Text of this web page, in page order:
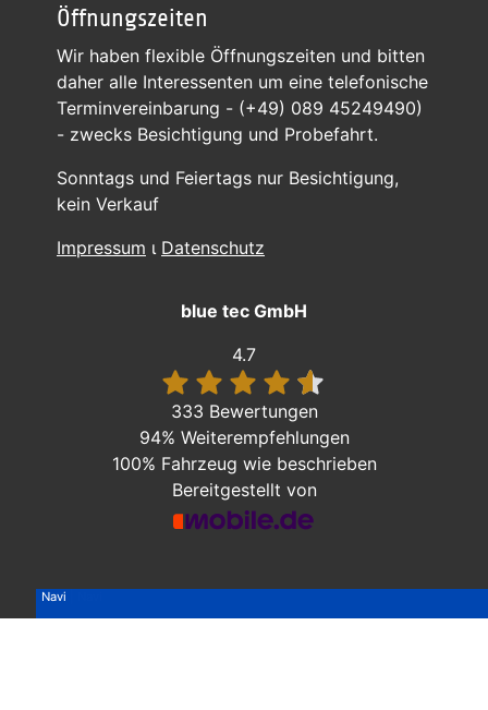
Navi
Navi
Navi
Navi
Navi
Navi
Navi
AHK | Navi
AHK | Navi
AHK | Navi
Navi
Navi
Navi
Öffnungszeiten
Wir haben flexible Öffnungszeiten und bitten
daher alle Interessenten um eine telefonische
Terminvereinbarung - (+49) 089 45249490)
- zwecks Besichtigung und Probefahrt.
Sonntags und Feiertags nur Besichtigung,
kein Verkauf
Impressum ι Datenschutz
blue tec GmbH
4.7
333 Bewertungen
94% Weiterempfehlungen
100% Fahrzeug wie beschrieben
Bereitgestellt von